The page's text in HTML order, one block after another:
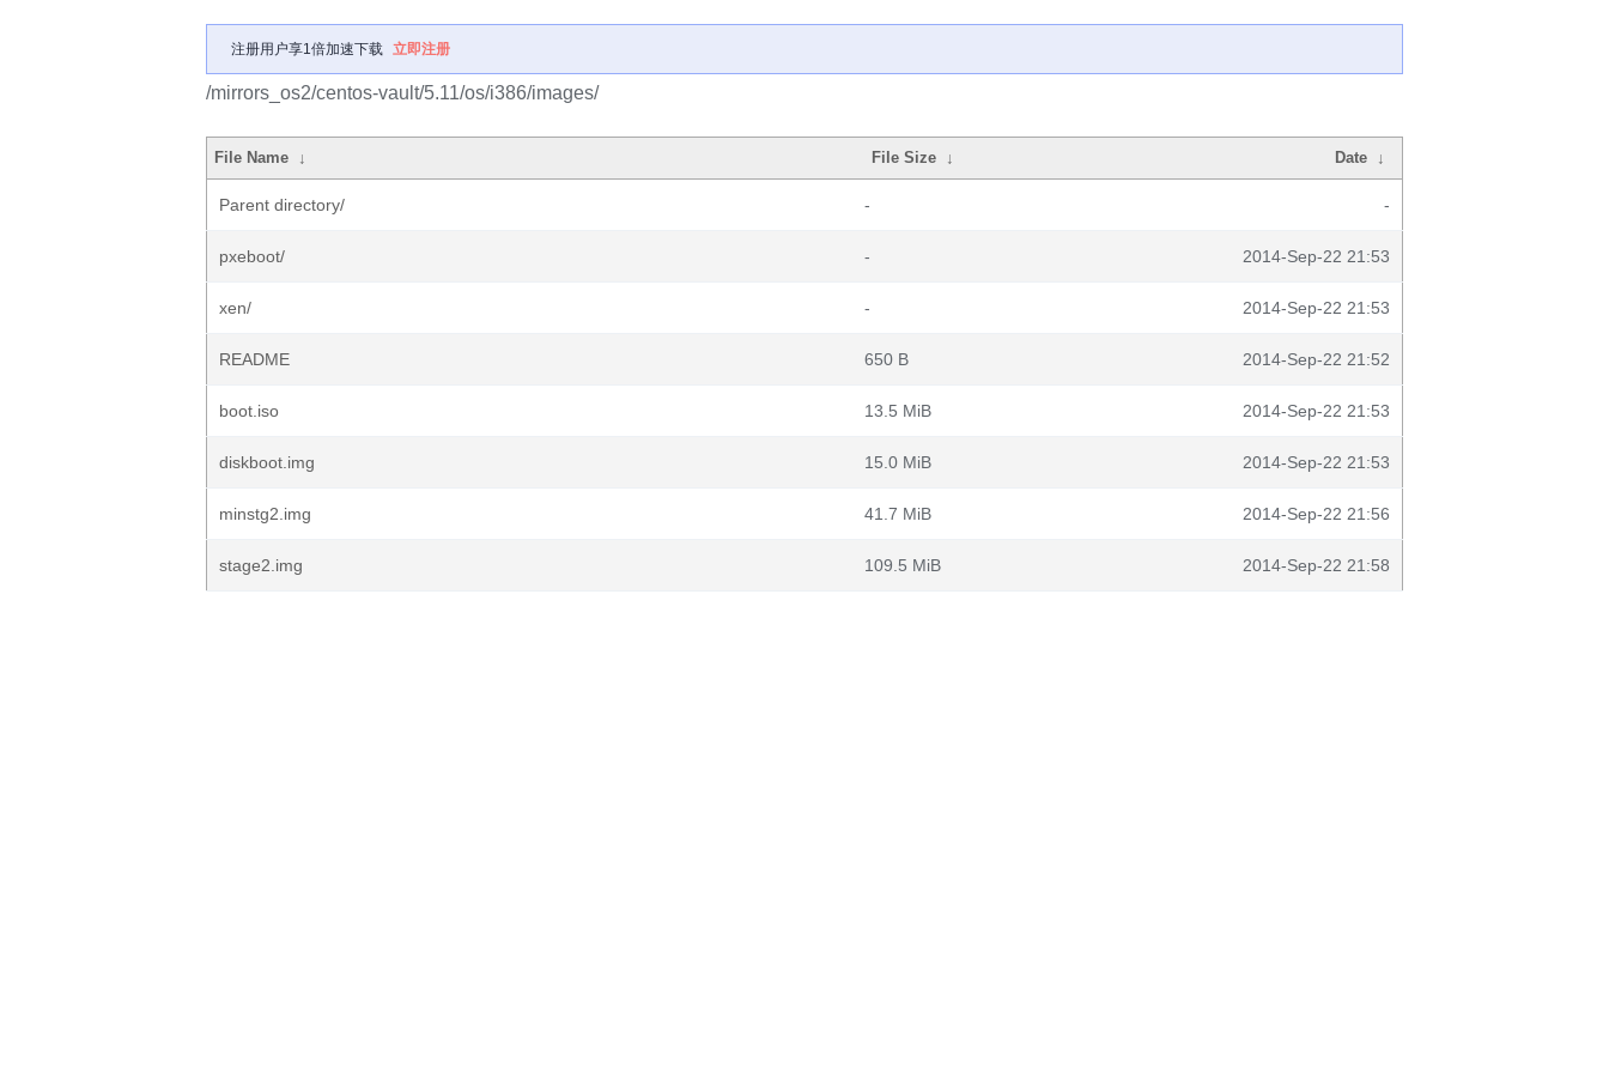
注册用户享1倍加速下载 立即注册
/mirrors_os2/centos-vault/5.11/os/i386/images/
File Name ↓ File Size ↓ Date ↓
Parent directory/ - -
pxeboot/ - 2014-Sep-22 21:53
xen/ - 2014-Sep-22 21:53
README 650 B 2014-Sep-22 21:52
boot.iso 13.5 MiB 2014-Sep-22 21:53
diskboot.img 15.0 MiB 2014-Sep-22 21:53
minstg2.img 41.7 MiB 2014-Sep-22 21:56
stage2.img 109.5 MiB 2014-Sep-22 21:58